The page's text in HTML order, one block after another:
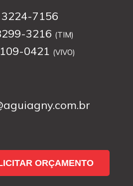
3224-7156
3216 (TIM)
0421 (VIVO)
ORÇAMENTO